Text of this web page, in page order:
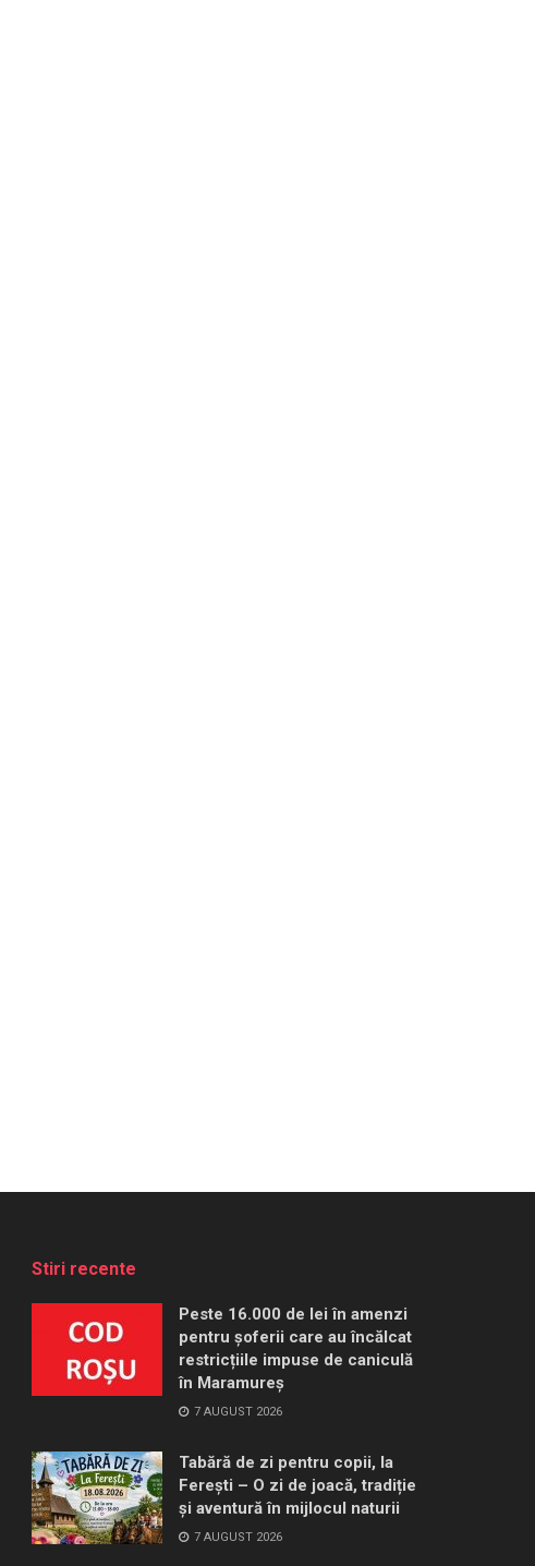
Stiri recente
Peste 16.000 de lei în amenzi
pentru șoferii care au încălcat
restricțiile impuse de caniculă
în Maramureș
7 AUGUST 2026
Tabără de zi pentru copii, la
Ferești – O zi de joacă, tradiție
și aventură în mijlocul naturii
7 AUGUST 2026